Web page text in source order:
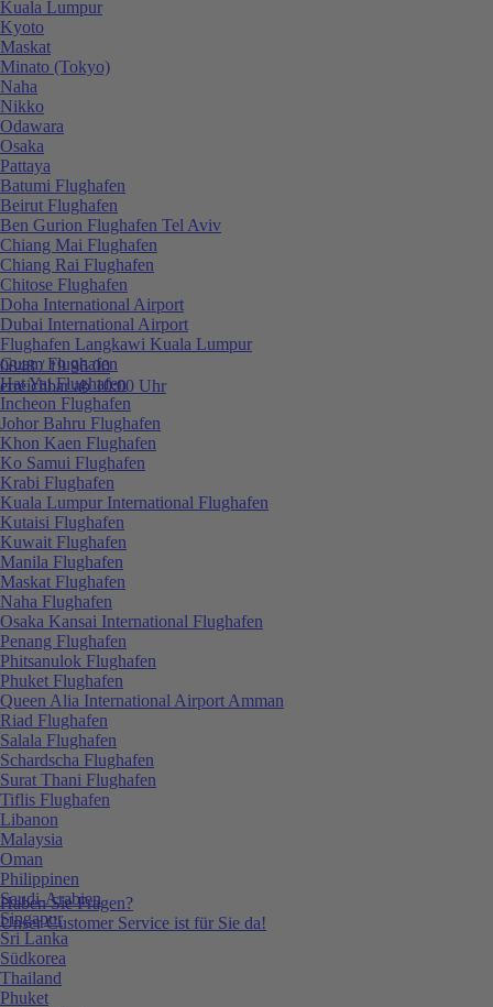
0848 / 19 96 00
erreichbar ab 10:00 Uhr
Haben Sie Fragen?
Unser Customer Service ist für Sie da!
Kuala Lumpur
Kyoto
Maskat
Minato (Tokyo)
Naha
Nikko
Odawara
Osaka
Pattaya
Batumi Flughafen
Beirut Flughafen
Ben Gurion Flughafen Tel Aviv
Chiang Mai Flughafen
Chiang Rai Flughafen
Chitose Flughafen
Doha International Airport
Dubai International Airport
Flughafen Langkawi Kuala Lumpur
Guam Flughafen
Hat Yai Flughafen
Incheon Flughafen
Johor Bahru Flughafen
Khon Kaen Flughafen
Ko Samui Flughafen
Krabi Flughafen
Kuala Lumpur International Flughafen
Kutaisi Flughafen
Kuwait Flughafen
Manila Flughafen
Maskat Flughafen
Naha Flughafen
Osaka Kansai International Flughafen
Penang Flughafen
Phitsanulok Flughafen
Phuket Flughafen
Queen Alia International Airport Amman
Riad Flughafen
Salala Flughafen
Schardscha Flughafen
Surat Thani Flughafen
Tiflis Flughafen
Libanon
Malaysia
Oman
Philippinen
Saudi-Arabien
Singapur
Sri Lanka
Südkorea
Thailand
Phuket